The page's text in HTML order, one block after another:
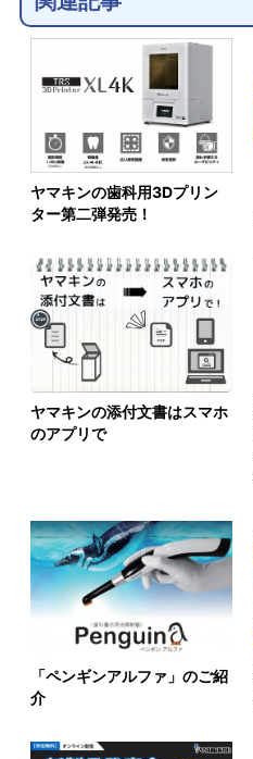
ヤマキンの歯科用3Dプリン
ター第二弾発売！
ヤマキンの添付文書はスマホ
のアプリで
「ペンギンアルファ」のご紹
介